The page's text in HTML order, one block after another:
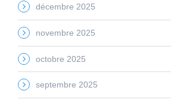
décembre 2025
novembre 2025
octobre 2025
septembre 2025